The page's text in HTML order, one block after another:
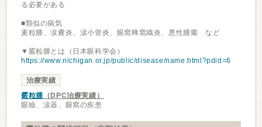
る必要がある
■類似の病気
麦粒腫、涙嚢炎、涙小管炎、眼窩蜂窩織炎、悪性腫瘍 など
▼霰粒腫とは（日本眼科学会）
https://www.nichigan.or.jp/public/disease/name.html?pdid=6
治療実績
霰粒腫（DPC治療実績）
眼瞼、涙器、眼窩の疾患